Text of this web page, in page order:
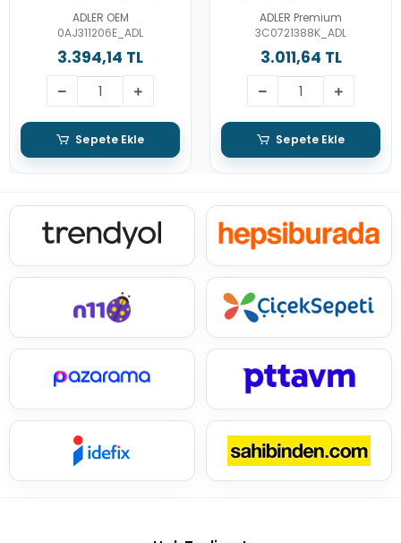
Octavia-Passat-Polo-
Toledo-Yeti
ADLER OEM
0AJ311206E_ADL
3.394,14 TL
Sepete Ekle
ADLER Premium
3C0721388K_ADL
3.011,64 TL
Sepete Ekle